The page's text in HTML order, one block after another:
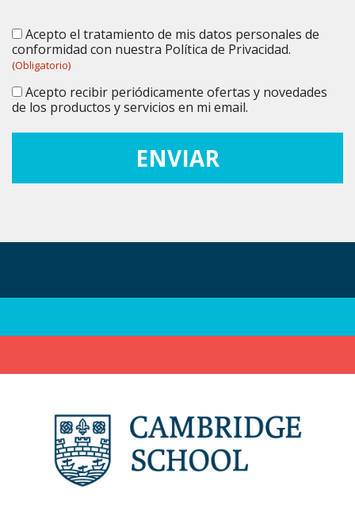
Consentimiento(Obligatorio)
Acepto el tratamiento de mis datos personales de
conformidad con nuestra Política de Privacidad.
(Obligatorio)
Consentimiento
Acepto recibir periódicamente ofertas y novedades
de los productos y servicios en mi email.
ENVIAR